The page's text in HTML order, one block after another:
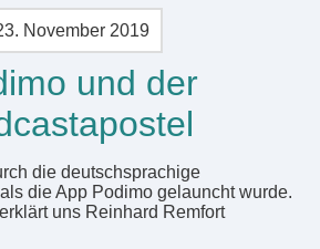
November 2019
und der
die deutschsprachige
die App Podimo gelauncht wurde.
uns Reinhard Remfort